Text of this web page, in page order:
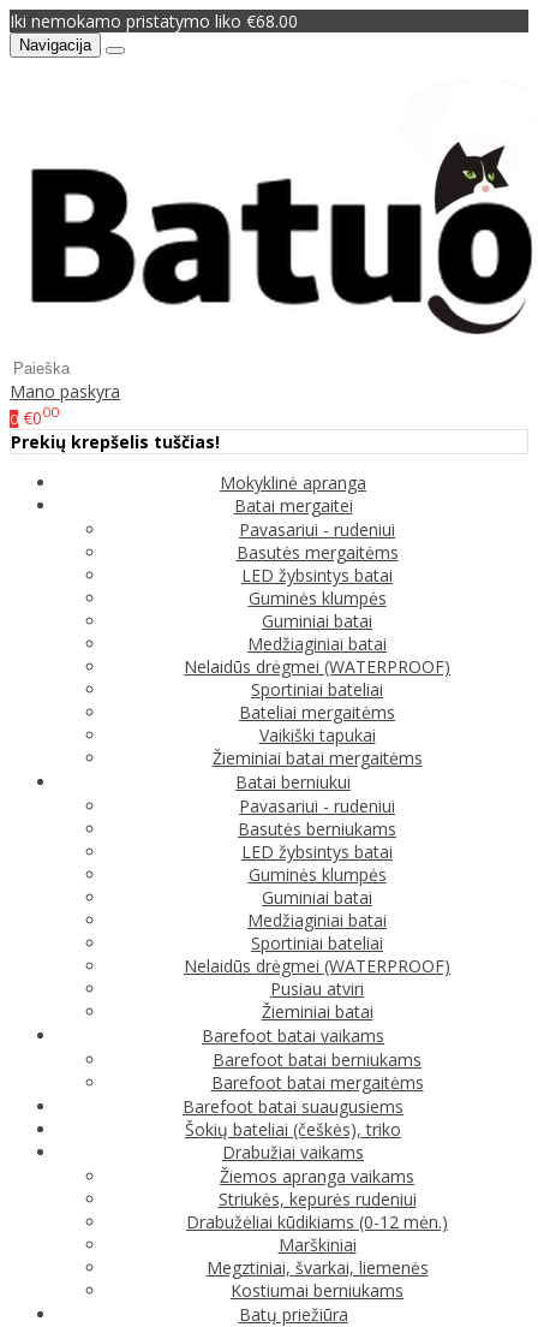
Iki nemokamo pristatymo liko €68.00
Navigacija
Mano paskyra
0 €000
Prekių krepšelis tuščias!
Mokyklinė apranga
Batai mergaitei
Pavasariui - rudeniui
Basutės mergaitėms
LED žybsintys batai
Guminės klumpės
Guminiai batai
Medžiaginiai batai
Nelaidūs drėgmei (WATERPROOF)
Sportiniai bateliai
Bateliai mergaitėms
Vaikiški tapukai
Žieminiai batai mergaitėms
Batai berniukui
Pavasariui - rudeniui
Basutės berniukams
LED žybsintys batai
Guminės klumpės
Guminiai batai
Medžiaginiai batai
Sportiniai bateliai
Nelaidūs drėgmei (WATERPROOF)
Pusiau atviri
Žieminiai batai
Barefoot batai vaikams
Barefoot batai berniukams
Barefoot batai mergaitėms
Barefoot batai suaugusiems
Šokių bateliai (češkės), triko
Drabužiai vaikams
Žiemos apranga vaikams
Striukės, kepurės rudeniui
Drabužėliai kūdikiams (0-12 mėn.)
Marškiniai
Megztiniai, švarkai, liemenės
Kostiumai berniukams
Batų priežiūra